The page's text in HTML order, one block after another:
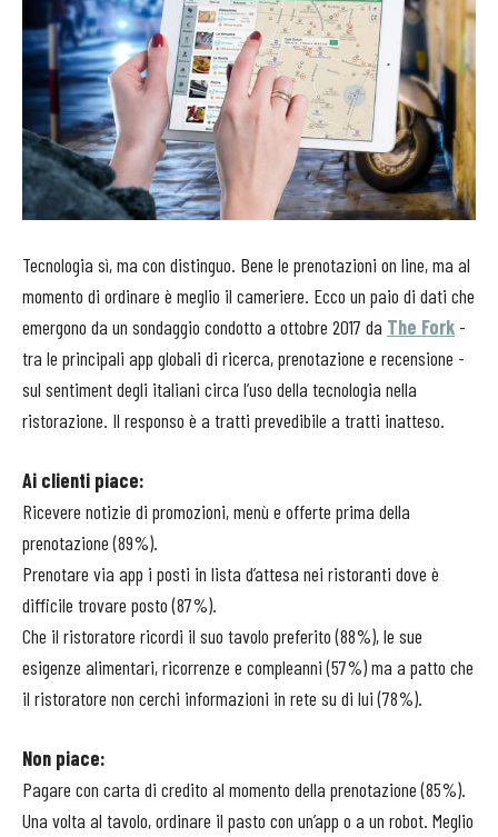
Tecnologia sì, ma con distinguo. Bene le prenotazioni on line, ma al
momento di ordinare è meglio il cameriere. Ecco un paio di dati che
emergono da un sondaggio condotto a ottobre 2017 da The Fork -
tra le principali app globali di ricerca, prenotazione e recensione -
sul sentiment degli italiani circa l’uso della tecnologia nella
ristorazione. Il responso è a tratti prevedibile a tratti inatteso.
Ai clienti piace:
Ricevere notizie di promozioni, menù e offerte prima della
prenotazione (89%).
Prenotare via app i posti in lista d’attesa nei ristoranti dove è
difficile trovare posto (87%).
Che il ristoratore ricordi il suo tavolo preferito (88%), le sue
esigenze alimentari, ricorrenze e compleanni (57%) ma a patto che
il ristoratore non cerchi informazioni in rete su di lui (78%).
Non piace:
Pagare con carta di credito al momento della prenotazione (85%).
Una volta al tavolo, ordinare il pasto con un’app o a un robot. Meglio